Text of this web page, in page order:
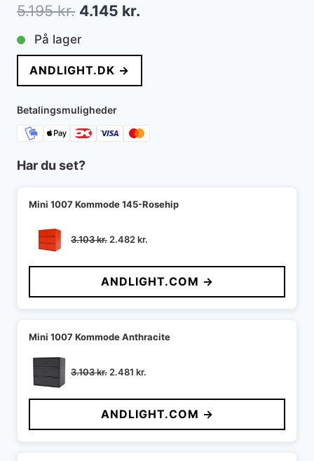
5.195kr. Den
oprindelige
pris
var:
5.195 kr..
4.145 kr.
pris
er:
På lager
ANDLIGHT.DK →
Betalingsmuligheder
Har du set?
Mini 1007 Kommode 145-Rosehip
3.103kr. Den
pris
var:
3.103 kr..
2.482kr.
pris
er:
2.482 kr..
ANDLIGHT.COM →
Mini 1007 Kommode Anthracite
3.103kr. Den
pris
var:
3.103 kr..
2.481 kr.
pris
er:
2.481 kr..
ANDLIGHT.COM →